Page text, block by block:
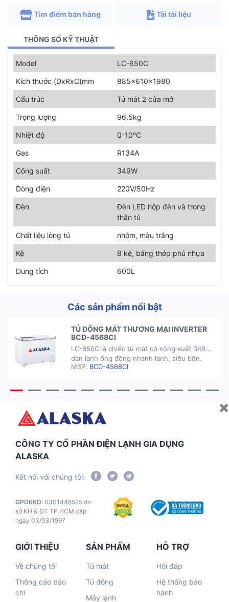
Tìm điểm bán hàng Tải tài liệu
THÔNG SỐ KỸ THUẬT
Model LC-650C
Kích thước (DxRxC)mm 885x610x1980
Cấu trúc Tủ mát 2 cửa mở
Trọng lượng 96.5kg
Nhiệt độ 0-10ºC
Gas R134A
Công suất 349W
Dòng điện 220V/50Hz
Đèn
Đèn LED hộp đèn và trong
thân tủ
Chất liệu lòng tủ nhôm, màu trắng
Kệ 8 kệ, bằng thép phủ nhựa
Dung tích 600L
Các sản phẩm nổi bật
TỦ ĐÔNG MÁT THƯƠNG MẠI INVERTER
BCD-4568CI
LC-650C là chiếc tủ mát có công suất 349W,
dàn lạnh ống đồng nhanh lạnh, siêu bền.
MSP: BCD-4568CI
CÔNG TY CỔ PHẦN ĐIỆN LẠNH GIA DỤNG
ALASKA
Kết nối với chúng tôi:
GPDKKD: 0301448525 do
sở KH & ĐT TP.HCM cấp
ngày 03/03/1997
GIỚI THIỆU
Về chúng tôi
Thông cáo báo
chí
SẢN PHẨM
Tủ mát
Tủ đông
Máy lạnh
HỖ TRỢ
Hỏi đáp
Hệ thống bảo
hành